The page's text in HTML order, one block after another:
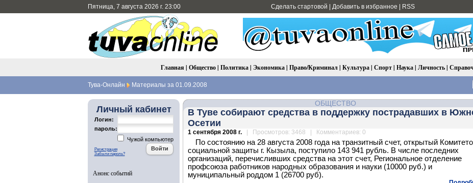
Пятница, 7 августа 2026 г. 23:00 Сделать стартовой Добавить в избранное RSS
Главная | Общество| Политика| Экономика| Право/Криминал| Культура| Спорт| Наука| Личность|
Тува-Онлайн Материалы за 01.09.2008
Личный кабинет
Логин:
пароль:
Чужой компьютер
Регистрация
Забыли пароль?
Анонс событий
ОБЩЕСТВО
В Туве собирают средства в поддержку пострадавших в
Осетии
1 сентября 2008 г. | Просмотров: 3468 | Комментариев: 0
По состоянию на 28 августа 2008 года на транзитный счет, открытый
социальной защиты г. Кызыла, поступило 143 941 рубль. В числе последних
организаций, перечисливших средства на этот счет, Региональное отделение
профсоюза работников народных образования и науки (10000 руб.) и
муниципальный роддом 1 (26700 руб).